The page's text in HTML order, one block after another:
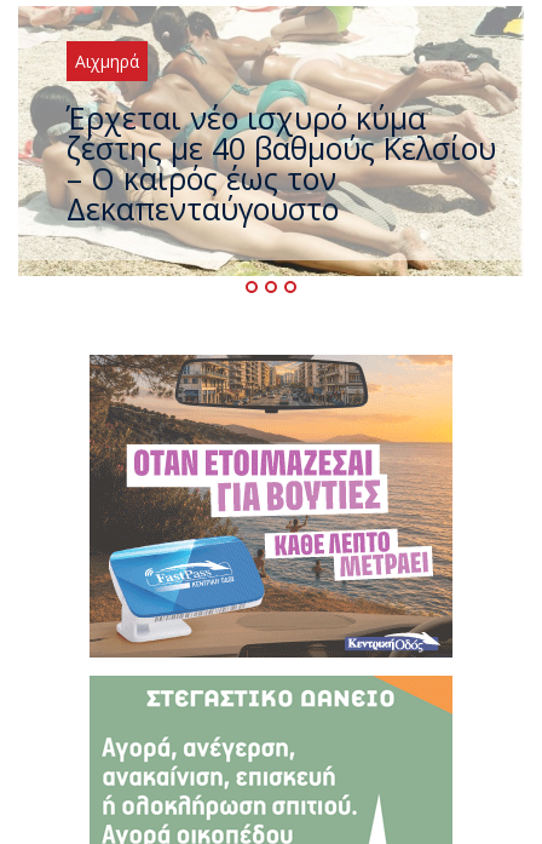
Αιχμηρά
Άφαντος ο Τσίπρας… την ώρα
που η χώρα καίγεται